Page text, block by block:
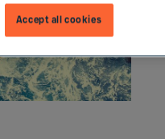
Accept all cookies